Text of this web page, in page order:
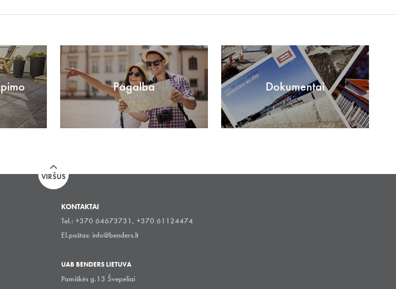
Pagalba Dokumentai
VIRŠUS
KONTAKTAI
Tel.: +370 64673731, +370 61124474
El.paštas: info@benders.lt
UAB BENDERS LIETUVA
Pamiškės g.13 Švepeliai